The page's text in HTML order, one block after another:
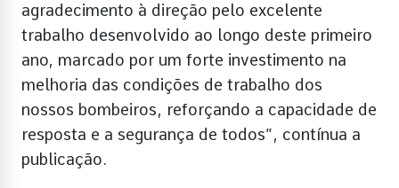
agradecimento à direção pelo excelente
trabalho desenvolvido ao longo deste primeiro
ano, marcado por um forte investimento na
melhoria das condições de trabalho dos
nossos bombeiros, reforçando a capacidade de
resposta e a segurança de todos”, contínua a
publicação.